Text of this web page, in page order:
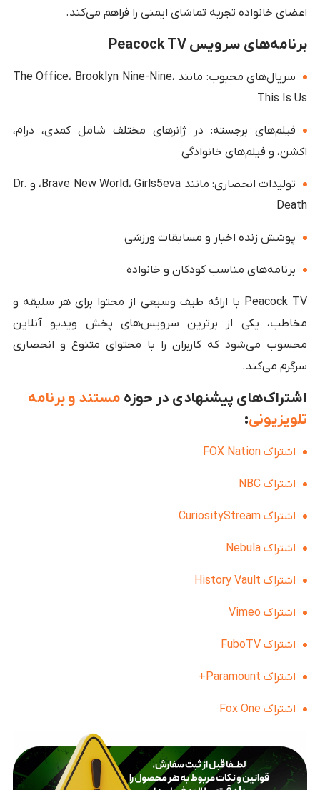
اعضای خانواده تجربه تماشای ایمنی را فراهم می‌کند.
برنامه‌های سرویس Peacock TV
سریال‌های محبوب: مانند The Office، Brooklyn Nine-Nine،
This Is Us
فیلم‌های برجسته: در ژانرهای مختلف شامل کمدی، درام،
اکشن، و فیلم‌های خانوادگی
تولیدات انحصاری: مانند Brave New World، Girls5eva، و Dr.
Death
پوشش زنده اخبار و مسابقات ورزشی
برنامه‌های مناسب کودکان و خانواده
Peacock TV با ارائه طیف وسیعی از محتوا برای هر سلیقه و
مخاطب، یکی از برترین سرویس‌های پخش ویدیو آنلاین
محسوب می‌شود که کاربران را با محتوای متنوع و انحصاری
سرگرم می‌کند.
اشتراک‌های پیشنهادی در حوزه مستند و برنامه
تلویزیونی:
اشتراک FOX Nation
اشتراک NBC
اشتراک CuriosityStream
اشتراک Nebula
اشتراک History Vault
اشتراک Vimeo
اشتراک FuboTV
اشتراک Paramount+
اشتراک Fox One